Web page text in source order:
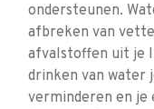
ondersteunen.
afbreken van
afvalstoffen uit je
drinken van water
verminderen en je